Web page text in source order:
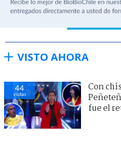
VISTO AHORA
44
visitas
Con
fue el